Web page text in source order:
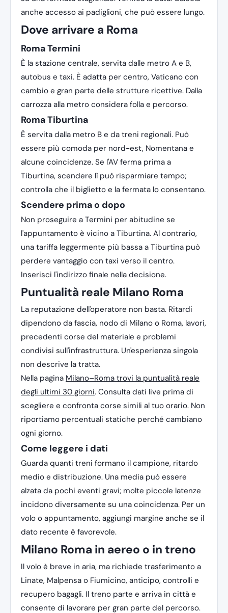
anche accesso ai padiglioni, che può essere lungo.
Dove arrivare a Roma
Roma Termini
È la stazione centrale, servita dalle metro A e B,
autobus e taxi. È adatta per centro, Vaticano con
cambio e gran parte delle strutture ricettive. Dalla
carrozza alla metro considera folla e percorso.
Roma Tiburtina
È servita dalla metro B e da treni regionali. Può
essere più comoda per nord-est, Nomentana e
alcune coincidenze. Se l'AV ferma prima a
Tiburtina, scendere lì può risparmiare tempo;
controlla che il biglietto e la fermata lo consentano.
Scendere prima o dopo
Non proseguire a Termini per abitudine se
l'appuntamento è vicino a Tiburtina. Al contrario,
una tariffa leggermente più bassa a Tiburtina può
perdere vantaggio con taxi verso il centro.
Inserisci l'indirizzo finale nella decisione.
Puntualità reale Milano Roma
La reputazione dell'operatore non basta. Ritardi
dipendono da fascia, nodo di Milano o Roma, lavori,
precedenti corse del materiale e problemi
condivisi sull'infrastruttura. Un'esperienza singola
non descrive la tratta.
Nella pagina Milano–Roma trovi la puntualità reale
degli ultimi 30 giorni. Consulta dati live prima di
scegliere e confronta corse simili al tuo orario. Non
riportiamo percentuali statiche perché cambiano
ogni giorno.
Come leggere i dati
Guarda quanti treni formano il campione, ritardo
medio e distribuzione. Una media può essere
alzata da pochi eventi gravi; molte piccole latenze
incidono diversamente su una coincidenza. Per un
volo o appuntamento, aggiungi margine anche se il
dato recente è favorevole.
Milano Roma in aereo o in treno
Il volo è breve in aria, ma richiede trasferimento a
Linate, Malpensa o Fiumicino, anticipo, controlli e
recupero bagagli. Il treno parte e arriva in città e
consente di lavorare per gran parte del percorso.